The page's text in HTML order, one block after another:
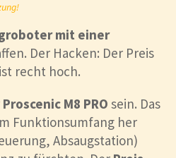
mit einer
Der Hacken: Der Preis
recht hoch.
Proscenic M8 PRO sein. Das
Funktionsumfang her
Absaugstation)